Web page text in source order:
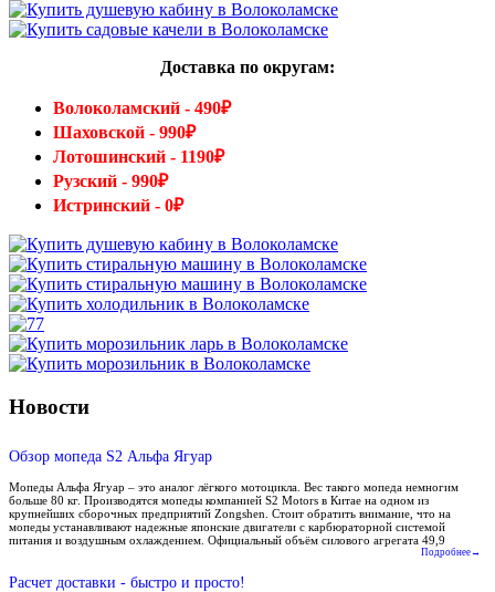
Доставка по округам:
Волоколамский - 490₽
Шаховской - 990₽
Лотошинский - 1190₽
Рузский - 990₽
Истринский - 0₽
Новости
Обзор мопеда S2 Альфа Ягуар
Мопеды Альфа Ягуар – это аналог лёгкого мотоцикла. Вес такого мопеда немногим
больше 80 кг. Производятся мопеды компанией S2 Motors в Китае на одном из
крупнейших сборочных предприятий Zongshen. Стоит обратить внимание, что на
мопеды устанавливают надежные японские двигатели с карбюраторной системой
питания и воздушным охлаждением. Официальный объём силового агрегата 49,9
Подробнее→
Расчет доставки - быстро и просто!